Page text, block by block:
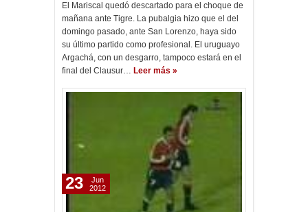
El Mariscal quedó descartado para el choque de
mañana ante Tigre. La pubalgia hizo que el del
domingo pasado, ante San Lorenzo, haya sido
su último partido como profesional. El uruguayo
Argachá, con un desgarro, tampoco estará en el
final del Clausur… Leer más »
23
Jun
2012